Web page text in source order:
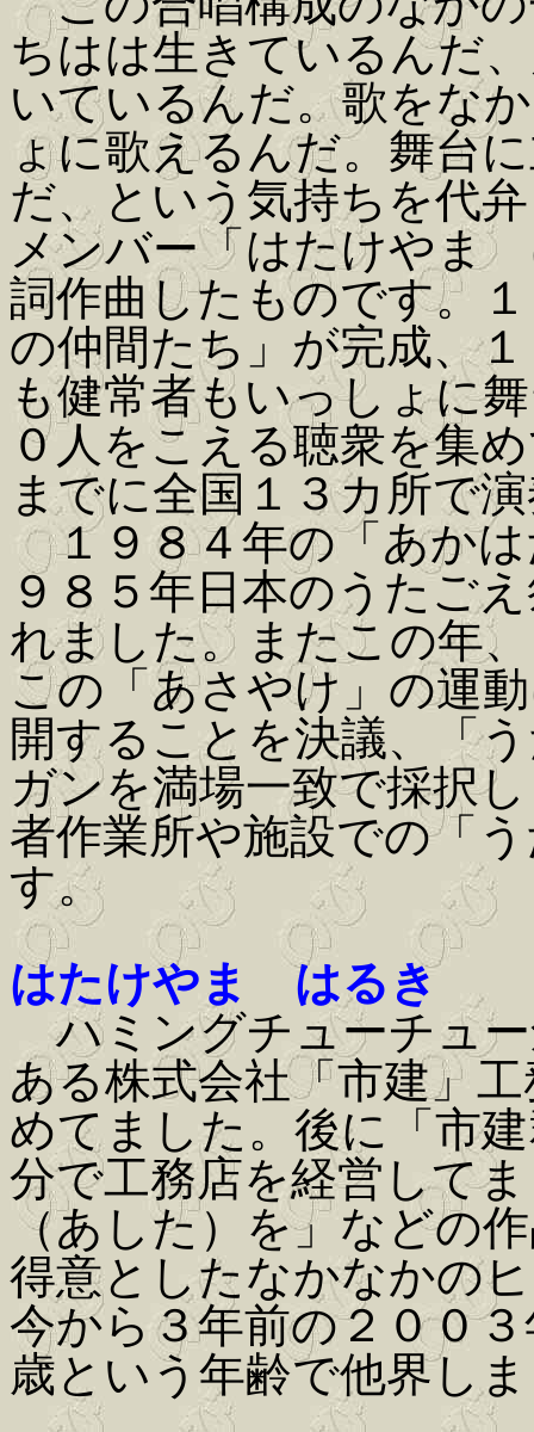
ちはは生きているんだ
いているんだ。歌をな
ょに歌えるんだ。舞台
だ、という気持ちを代
メンバー「はたけや
詞作曲したものです。
の仲間たち」が完成、
も健常者もいっしょに
０人をこえる聴衆を集
までに全国１３カ所で
１９８４年の「あかは
９８５年日本のうたご
れました。またこの年
この「あさやけ」の運
開することを決議、「
ガンを満場一致で採択
者作業所や施設での「
す。
はたけやま はるき
ハミングチューチュ
ある株式会社「市建」
めてました。後に「市
分で工務店を経営して
（あした）を」などの
得意としたなかなかの
今から３年前の２００
歳という年齢で他界し